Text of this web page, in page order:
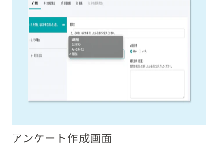
アンケート作成画面